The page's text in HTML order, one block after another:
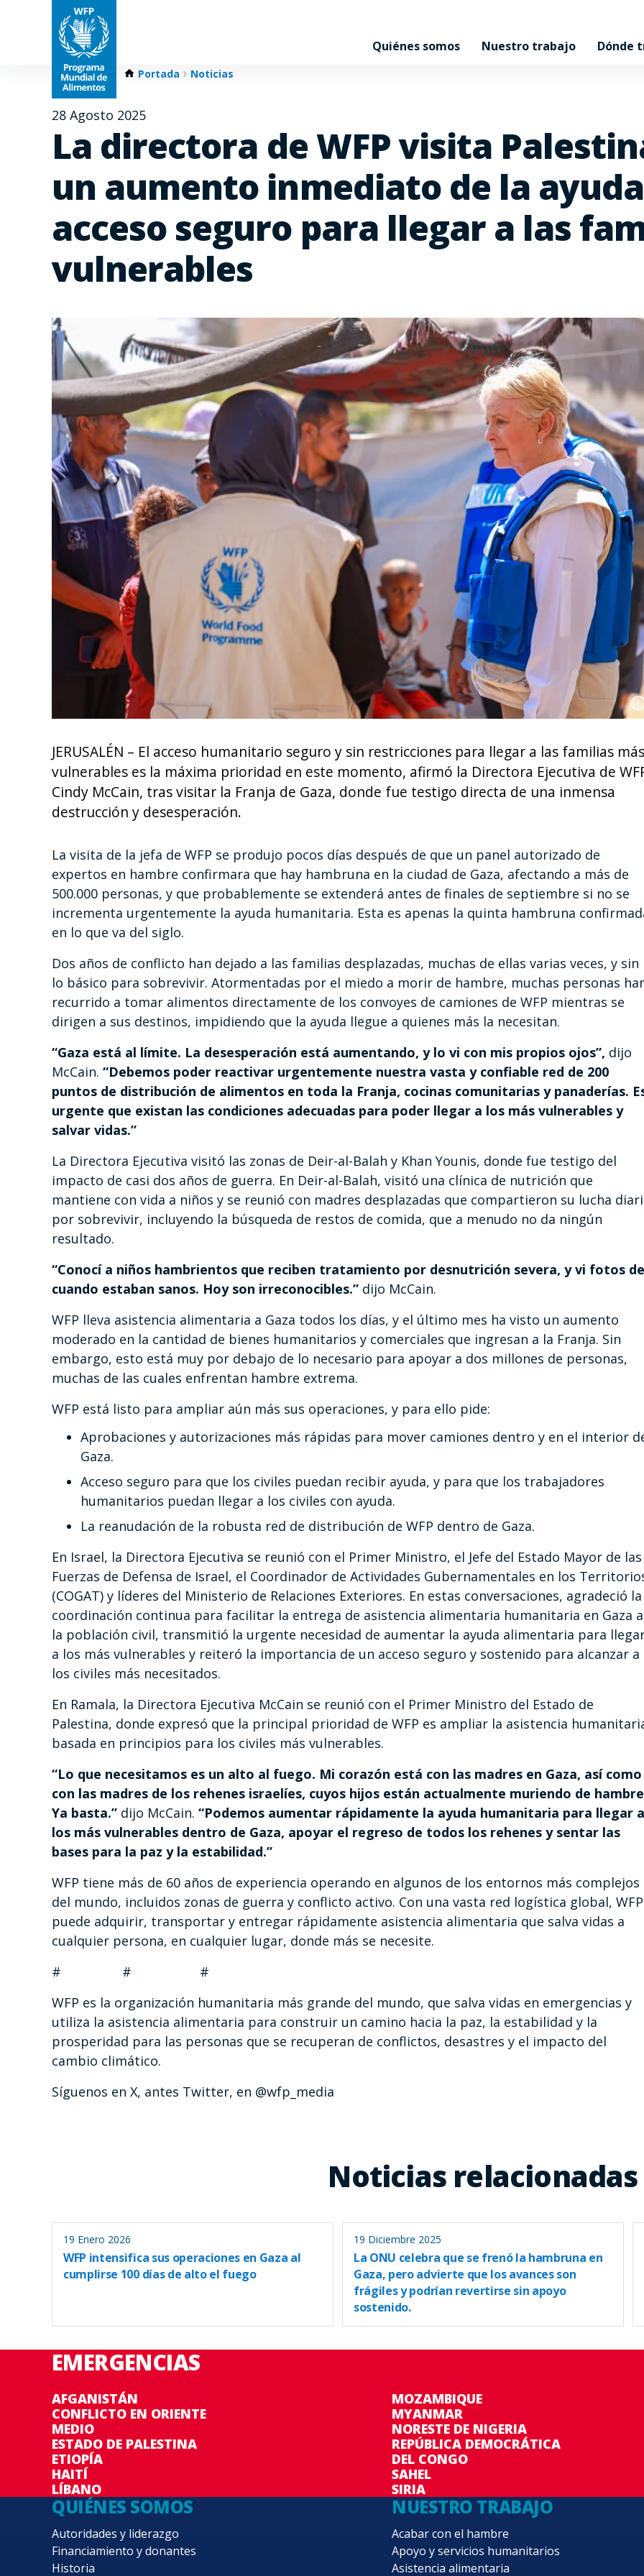
Quiénes somos Nuestro trabajo Dónde
Portada Noticias
28 Agosto 2025
La directora de WFP visita
un aumento inmediato de la ayuda
acceso seguro para llegar a las
vulnerables
JERUSALÉN – El acceso humanitario seguro y sin restricciones para llegar a las familias más
vulnerables es la máxima prioridad en este momento, afirmó la Directora Ejecutiva de
Cindy McCain, tras visitar la Franja de Gaza, donde fue testigo directa de una inmensa
destrucción y desesperación.
La visita de la jefa de WFP se produjo pocos días después de que un panel autorizado de
expertos en hambre confirmara que hay hambruna en la ciudad de Gaza, afectando a más de
500.000 personas, y que probablemente se extenderá antes de finales de septiembre si no se
incrementa urgentemente la ayuda humanitaria. Esta es apenas la quinta hambruna
en lo que va del siglo.
Dos años de conflicto han dejado a las familias desplazadas, muchas de ellas varias veces, y sin
lo básico para sobrevivir. Atormentadas por el miedo a morir de hambre, muchas personas
recurrido a tomar alimentos directamente de los convoyes de camiones de WFP mientras se
dirigen a sus destinos, impidiendo que la ayuda llegue a quienes más la necesitan.
“Gaza está al límite. La desesperación está aumentando, y lo vi con mis propios ojos”, dijo
McCain. “Debemos poder reactivar urgentemente nuestra vasta y confiable red de 200
puntos de distribución de alimentos en toda la Franja, cocinas comunitarias y panaderías.
urgente que existan las condiciones adecuadas para poder llegar a los más vulnerables y
salvar vidas.”
La Directora Ejecutiva visitó las zonas de Deir-al-Balah y Khan Younis, donde fue testigo del
impacto de casi dos años de guerra. En Deir-al-Balah, visitó una clínica de nutrición que
mantiene con vida a niños y se reunió con madres desplazadas que compartieron su lucha
por sobrevivir, incluyendo la búsqueda de restos de comida, que a menudo no da ningún
resultado.
“Conocí a niños hambrientos que reciben tratamiento por desnutrición severa, y vi fotos de
cuando estaban sanos. Hoy son irreconocibles.” dijo McCain.
WFP lleva asistencia alimentaria a Gaza todos los días, y el último mes ha visto un aumento
moderado en la cantidad de bienes humanitarios y comerciales que ingresan a la Franja. Sin
embargo, esto está muy por debajo de lo necesario para apoyar a dos millones de personas,
muchas de las cuales enfrentan hambre extrema.
WFP está listo para ampliar aún más sus operaciones, y para ello pide:
Aprobaciones y autorizaciones más rápidas para mover camiones dentro y en el interior
Gaza.
Acceso seguro para que los civiles puedan recibir ayuda, y para que los trabajadores
humanitarios puedan llegar a los civiles con ayuda.
La reanudación de la robusta red de distribución de WFP dentro de Gaza.
En Israel, la Directora Ejecutiva se reunió con el Primer Ministro, el Jefe del Estado Mayor de las
Fuerzas de Defensa de Israel, el Coordinador de Actividades Gubernamentales en los
(COGAT) y líderes del Ministerio de Relaciones Exteriores. En estas conversaciones, agradeció la
coordinación continua para facilitar la entrega de asistencia alimentaria humanitaria en Gaza a
la población civil, transmitió la urgente necesidad de aumentar la ayuda alimentaria para
a los más vulnerables y reiteró la importancia de un acceso seguro y sostenido para alcanzar a
los civiles más necesitados.
En Ramala, la Directora Ejecutiva McCain se reunió con el Primer Ministro del Estado de
Palestina, donde expresó que la principal prioridad de WFP es ampliar la asistencia
basada en principios para los civiles más vulnerables.
“Lo que necesitamos es un alto al fuego. Mi corazón está con las madres en Gaza, así como
con las madres de los rehenes israelíes, cuyos hijos están actualmente muriendo de
Ya basta.” dijo McCain. “Podemos aumentar rápidamente la ayuda humanitaria para llegar a
los más vulnerables dentro de Gaza, apoyar el regreso de todos los rehenes y sentar las
bases para la paz y la estabilidad.”
WFP tiene más de 60 años de experiencia operando en algunos de los entornos más complejos
del mundo, incluidos zonas de guerra y conflicto activo. Con una vasta red logística global, WFP
puede adquirir, transportar y entregar rápidamente asistencia alimentaria que salva vidas a
cualquier persona, en cualquier lugar, donde más se necesite.
# # #
WFP es la organización humanitaria más grande del mundo, que salva vidas en emergencias y
utiliza la asistencia alimentaria para construir un camino hacia la paz, la estabilidad y la
prosperidad para las personas que se recuperan de conflictos, desastres y el impacto del
cambio climático.
Síguenos en X, antes Twitter, en @wfp_media
Noticias relacionadas
19 Enero 2026
WFP intensifica sus operaciones en Gaza al
cumplirse 100 días de alto el fuego
19 Diciembre 2025
La ONU celebra que se frenó la hambruna en
Gaza, pero advierte que los avances son
frágiles y podrían revertirse sin apoyo
sostenido.
EMERGENCIAS
AFGANISTÁN
CONFLICTO EN ORIENTE
MEDIO
ESTADO DE PALESTINA
ETIOPÍA
HAITÍ
LÍBANO
MOZAMBIQUE
MYANMAR
NORESTE DE NIGERIA
REPÚBLICA DEMOCRÁTICA
DEL CONGO
SAHEL
SIRIA
QUIÉNES SOMOS
Autoridades y liderazgo
Financiamiento y donantes
Historia
NUESTRO TRABAJO
Acabar con el hambre
Apoyo y servicios humanitarios
Asistencia alimentaria